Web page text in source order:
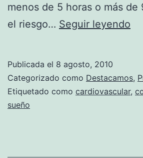
menos de 5 horas o más de
el riesgo… Seguir leyendo
la
Publicada el 8 agosto, 2010
Categorizado como Destacamos,
Etiquetado como cardiovascular,
sueño